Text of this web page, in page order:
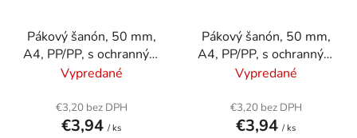
Pákový šanón, 50 mm,
A4, PP/PP, s ochranným
spodným kovaním,
žltý
Vypredané
€3,20 bez DPH
€3,94 / ks
Pákový šanón, 50 mm,
A4, PP/PP, s ochranným
spodným kovaním,
červený
Vypredané
€3,20 bez DPH
€3,94 / ks